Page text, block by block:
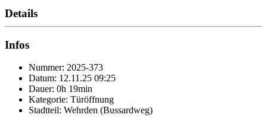
Details
Infos
Nummer: 2025-373
Datum: 12.11.25 09:25
Dauer: 0h 19min
Kategorie: Türöffnung
Stadtteil: Wehrden (Bussardweg)